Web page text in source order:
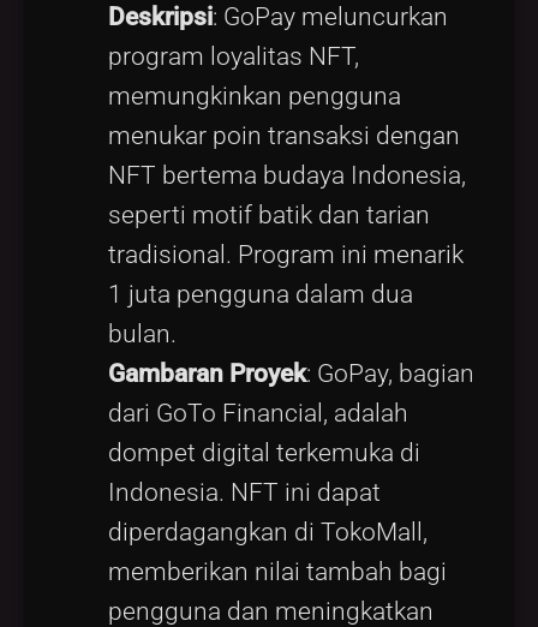
Deskripsi: GoPay meluncurkan
program loyalitas NFT,
memungkinkan pengguna
menukar poin transaksi dengan
NFT bertema budaya Indonesia,
seperti motif batik dan tarian
tradisional. Program ini menarik
1 juta pengguna dalam dua
bulan.
Gambaran Proyek: GoPay, bagian
dari GoTo Financial, adalah
dompet digital terkemuka di
Indonesia. NFT ini dapat
diperdagangkan di TokoMall,
memberikan nilai tambah bagi
pengguna dan meningkatkan